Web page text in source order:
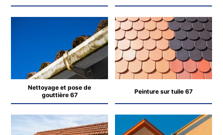
Nettoyage et pose de
gouttière 67
Peinture sur tuile 67